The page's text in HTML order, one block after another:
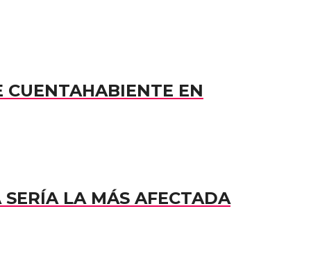
CUENTAHABIENTE EN
LA MÁS AFECTADA